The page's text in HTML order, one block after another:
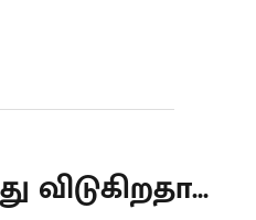
விடுகிறதா...